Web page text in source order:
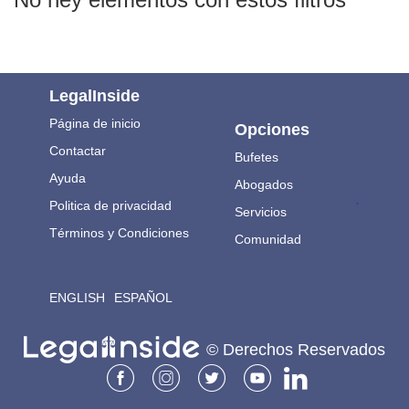
LegalInside
Página de inicio
Contactar
Ayuda
Politica de privacidad
Términos y Condiciones
ENGLISH ESPAÑOL
Opciones
Bufetes
Abogados
Servicios
Comunidad
.
© Derechos Reservados